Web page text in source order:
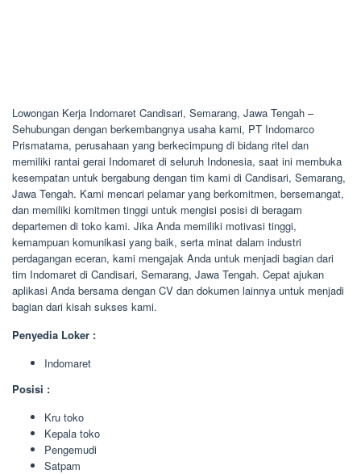
Lowongan Kerja Indomaret Candisari, Semarang, Jawa Tengah –
Sehubungan dengan berkembangnya usaha kami, PT Indomarco
Prismatama, perusahaan yang berkecimpung di bidang ritel dan
memiliki rantai gerai Indomaret di seluruh Indonesia, saat ini membuka
kesempatan untuk bergabung dengan tim kami di Candisari, Semarang,
Jawa Tengah. Kami mencari pelamar yang berkomitmen, bersemangat,
dan memiliki komitmen tinggi untuk mengisi posisi di beragam
departemen di toko kami. Jika Anda memiliki motivasi tinggi,
kemampuan komunikasi yang baik, serta minat dalam industri
perdagangan eceran, kami mengajak Anda untuk menjadi bagian dari
tim Indomaret di Candisari, Semarang, Jawa Tengah. Cepat ajukan
aplikasi Anda bersama dengan CV dan dokumen lainnya untuk menjadi
bagian dari kisah sukses kami.
Penyedia Loker :
Indomaret
Posisi :
Kru toko
Kepala toko
Pengemudi
Satpam